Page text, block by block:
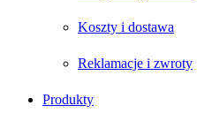
Koszty i dostawa
Reklamacje i zwroty
Produkty